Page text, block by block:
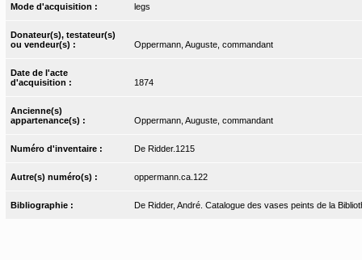
Mode d'acquisition : legs
Donateur(s), testateur(s)
ou vendeur(s) :
Oppermann, Auguste, commandant
Date de l'acte
d'acquisition :
1874
Ancienne(s)
appartenance(s) :
Oppermann, Auguste, commandant
Numéro d'inventaire : De Ridder.1215
Autre(s) numéro(s) : oppermann.ca.122
Bibliographie : De Ridder, André. Catalogue des vases peints de la